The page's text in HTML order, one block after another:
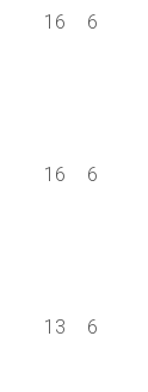
16 6
16 6
13 6